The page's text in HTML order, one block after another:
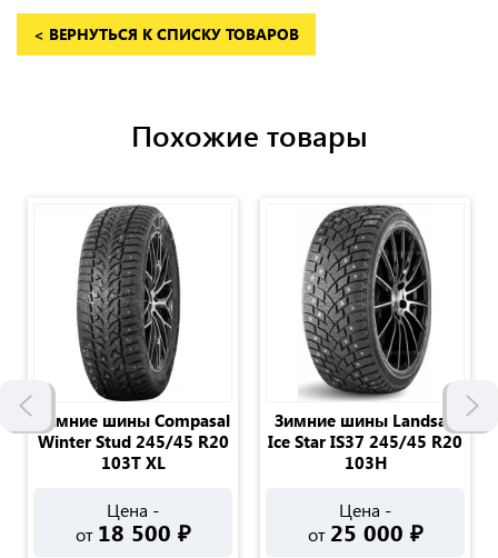
< ВЕРНУТЬСЯ К СПИСКУ ТОВАРОВ
Похожие товары
Зимние шины Compasal
Winter Stud 245/45 R20
103T XL
Цена -
от 18 500 ₽
Зимние шины Landsail
Ice Star IS37 245/45 R20
103H
Цена -
от 25 000 ₽